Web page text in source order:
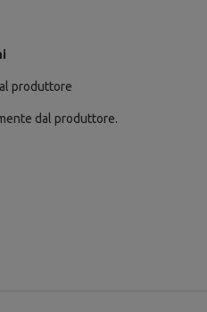
produttore
dal produttore.